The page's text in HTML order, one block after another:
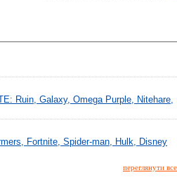
Ruin, Galaxy, Omega Purple, Nitehare,
Fortnite, Spider-man, Hulk, Disney
переглянути все